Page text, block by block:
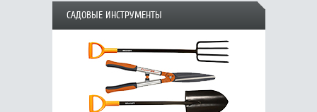
САДОВЫЕ ИНСТРУМЕНТЫ